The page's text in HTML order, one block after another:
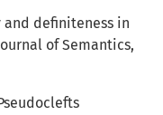
and definiteness in
of Semantics,